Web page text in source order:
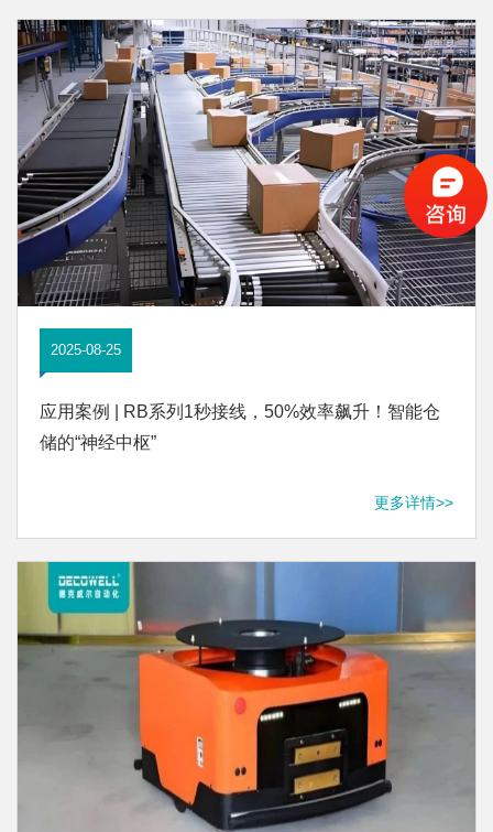
2025-08-25
应用案例 | RB系列1秒接线，50%效率飙升！智能仓
储的“神经中枢”
更多详情>>